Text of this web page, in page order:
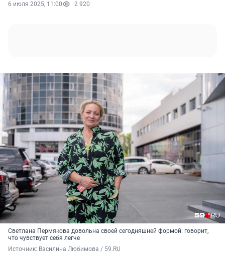
6 июля 2025, 11:00 2 920
Светлана Пермякова довольна своей сегодняшней формой: говорит,
что чувствует себя легче
Источник: Василина Любимова / 59.RU